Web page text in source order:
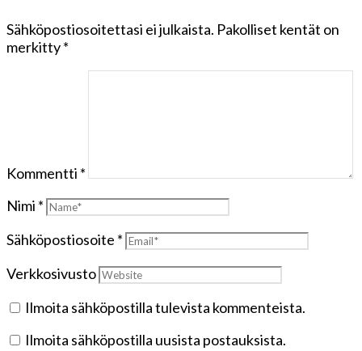
Sähköpostiosoitettasi ei julkaista. Pakolliset kentät on
merkitty*
Kommentti *
Nimi *
Sähköpostiosoite *
Verkkosivusto
Ilmoita sähköpostilla tulevista kommenteista.
Ilmoita sähköpostilla uusista postauksista.